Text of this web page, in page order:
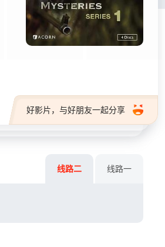
好影片，与好朋友一起分享
线路二 线路一